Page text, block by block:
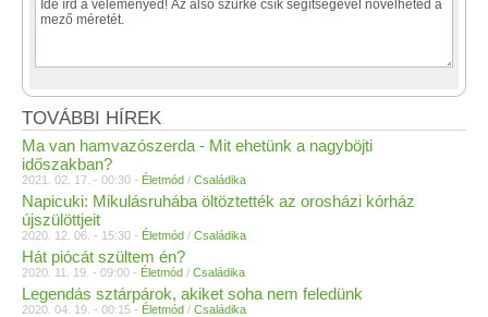
TOVÁBBI HÍREK
Ma van hamvazószerda - Mit ehetünk a nagyböjti
időszakban?
2021. 02. 17. - 00:30 - Életmód / Családika
Napicuki: Mikulásruhába öltöztették az orosházi kórház
újszülöttjeit
2020. 12. 06. - 15:30 - Életmód / Családika
Hát piócát szültem én?
2020. 11. 19. - 09:00 - Életmód / Családika
Legendás sztárpárok, akiket soha nem feledünk
2020. 04. 19. - 00:15 - Életmód / Családika